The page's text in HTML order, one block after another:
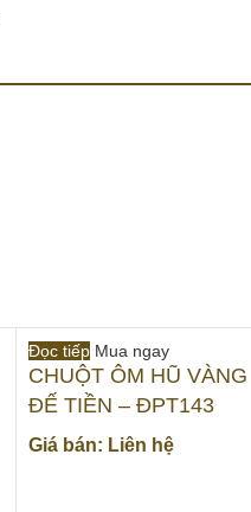
Đọc tiếp Mua ngay
CHUỘT ÔM HŨ VÀNG
ĐẾ TIỀN – ĐPT143
Giá bán: Liên hệ